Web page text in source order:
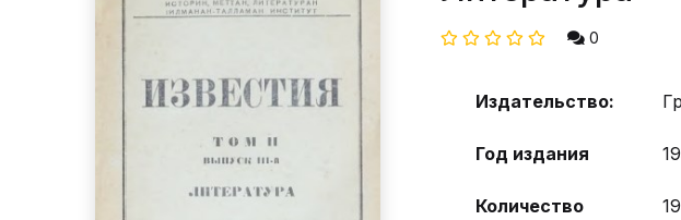
0
Издательство:
Год издания
Количество